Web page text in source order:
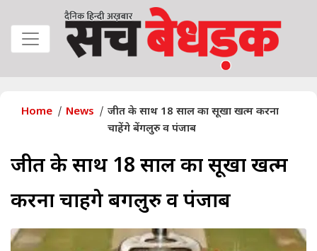
Home News
जीत के साथ 18 साल का सूखा खत्म करना
चाहेंगे बेंगलुरु व पंजाब
जीत के साथ 18 साल का सूखा खत्म
करना चाहेंगे बेंगलुरु व पंजाब